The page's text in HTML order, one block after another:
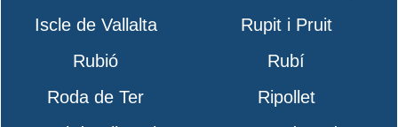
Iscle de Vallalta
Rupit i Pruit
Rubió
Rubí
Roda de Ter
Ripollet